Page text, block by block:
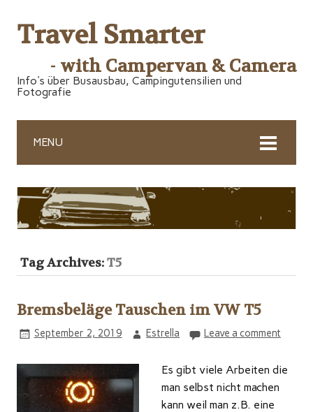
Travel Smarter
- with Campervan & Camera
Info's über Busausbau, Campingutensilien und
Fotografie
MENU
Tag Archives:T5
Bremsbeläge Tauschen im VW T5
September 2, 2019 Estrella Leave a comment
Es gibt viele Arbeiten die
man selbst nicht machen
kann weil man z.B. eine